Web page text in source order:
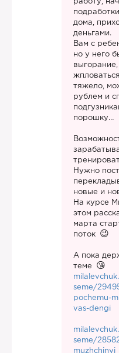
работу,
дома,
деньгами.
Вам с
но у него
тяжело,
рублем и
порошку…
Нужно
новые и
На курсе
этом
марта
поток
А пока
теме
seme/
pochemu-
vas-dengi
seme/
muzhchinyi